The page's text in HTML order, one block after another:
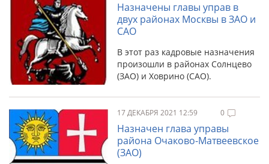
Назначены главы управ в
двух районах Москвы в ЗАО и
САО
В этот раз кадровые назначения
произошли в районах Солнцево
(ЗАО) и Ховрино (САО).
17 ДЕКАБРЯ 2021 12:59 0
Назначен глава управы
района Очаково-Матвеевское
(ЗАО)